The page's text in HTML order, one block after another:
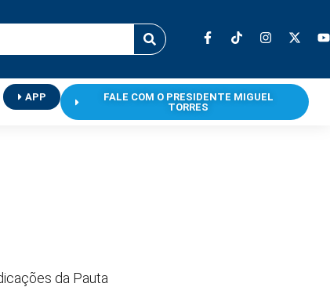
APP
FALE COM O PRESIDENTE MIGUEL
TORRES
da Pauta